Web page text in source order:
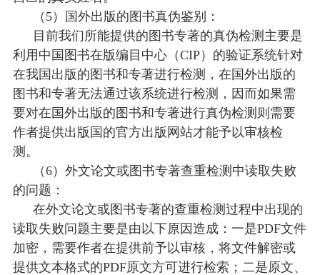
（ 5）国外出版的图书真伪鉴别：
目前我们所能提供的图书专著的真伪检测主要是
利用中国图书在版编目中心（CIP）的验证系统针对
在我国出版的图书和专著进行检测，在国外出版的
图书和专著无法通过该系统进行检测，因而如果需
要对在国外出版的图书和专著进行真伪检测则需要
作者提供出版国的官方出版网站才能予以审核检
测。
（6）外文论文或图书专著查重检测中读取失败
的问题：
在外文论文或图书专著的查重检测过程中出现的
读取失败问题主要是由以下原因造成：一是PDF文件
加密，需要作者在提供前予以审核，将文件解密或
提供文本格式的PDF原文方可进行检索；二是原文、